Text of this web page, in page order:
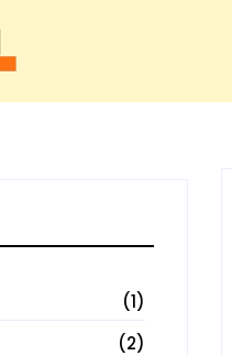
(1)
(2)